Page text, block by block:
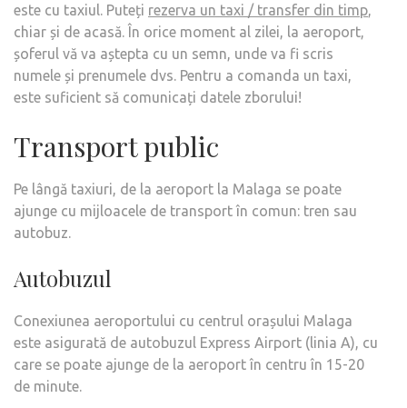
este cu taxiul. Puteți rezerva un taxi / transfer din timp,
chiar și de acasă. În orice moment al zilei, la aeroport,
șoferul vă va aștepta cu un semn, unde va fi scris
numele și prenumele dvs. Pentru a comanda un taxi,
este suficient să comunicați datele zborului!
Transport public
Pe lângă taxiuri, de la aeroport la Malaga se poate
ajunge cu mijloacele de transport în comun: tren sau
autobuz.
Autobuzul
Conexiunea aeroportului cu centrul orașului Malaga
este asigurată de autobuzul Express Airport (linia A), cu
care se poate ajunge de la aeroport în centru în 15-20
de minute.